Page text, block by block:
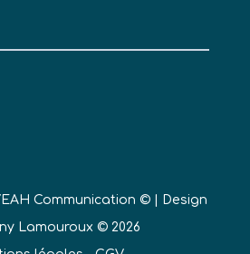
Communication © | Design
Lamouroux © 2026